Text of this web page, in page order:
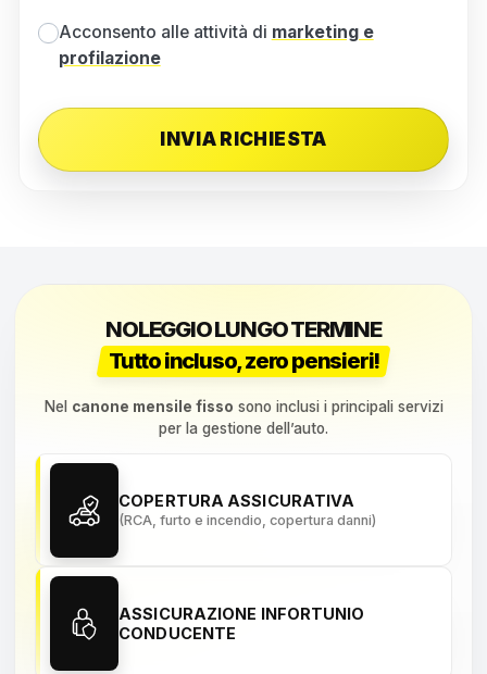
Acconsento alle attività di marketing e
profilazione
NOLEGGIO LUNGO TERMINE
Tutto incluso, zero pensieri!
Nel canone mensile fisso sono inclusi i principali servizi
per la gestione dell’auto.
COPERTURA ASSICURATIVA
(RCA, furto e incendio, copertura danni)
ASSICURAZIONE INFORTUNIO
CONDUCENTE